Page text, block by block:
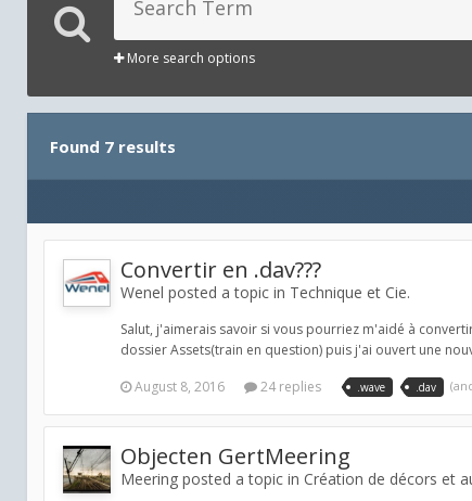
More search options
Found 7 results
Convertir en .dav???
Wenel posted a topic in Technique et Cie.
Salut, j'aimerais savoir si vous pourriez m'aidé à
dossier Assets(train en question) puis j'ai ouvert une
August 8, 2016
24 replies .wave .dav
Objecten GertMeering
Meering posted a topic in Création de décors et